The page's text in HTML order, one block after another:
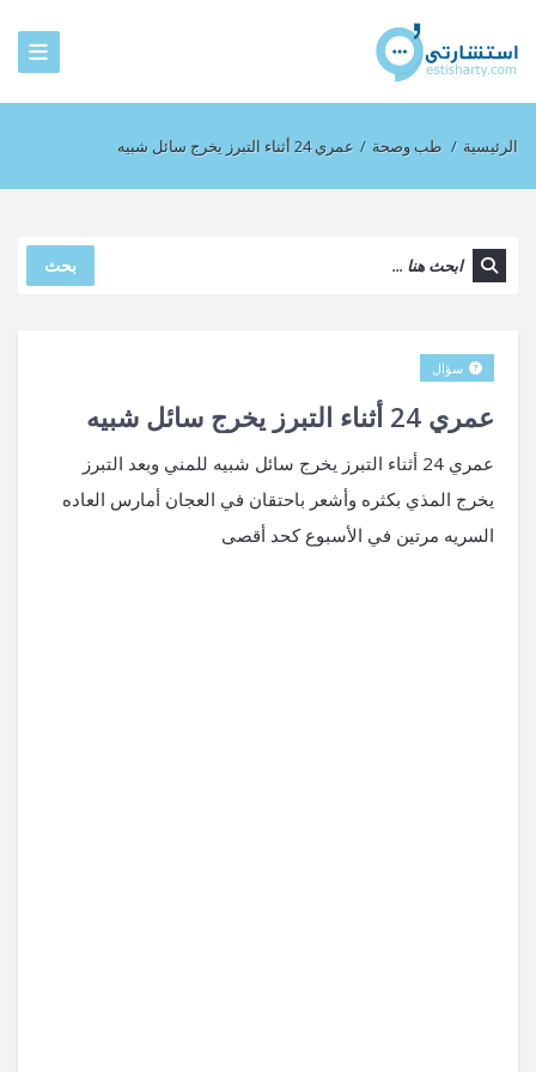
الرئيسية / طب وصحة / عمري 24 أثناء التبرز يخرج سائل شبيه
بحث
عمري 24 أثناء التبرز يخرج سائل شبيه
سؤال
عمري 24 أثناء التبرز يخرج سائل شبيه للمني وبعد التبرز
يخرج المذي بكثره وأشعر باحتقان في العجان أمارس العاده
السريه مرتين في الأسبوع كحد أقصى